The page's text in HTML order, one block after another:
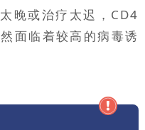
晚或治疗太迟，CD4
面临着较高的病毒诱